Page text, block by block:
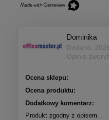
Dominika
Dodano:
Opinia
Ocena sklepu:
Ocena produktu:
Dodatkowy komentarz:
Produkt zgodny z opisem.